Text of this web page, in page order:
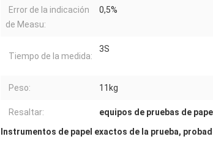
Error de la indicación
de Measu:
0,5%
Tiempo de la medida:
3S
Peso: 11kg
Resaltar: equipos de pruebas de papel
Instrumentos de papel exactos de la prueba,